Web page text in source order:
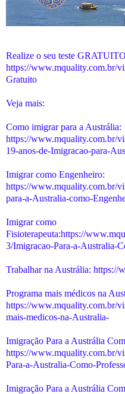
Realize o seu teste
https://www.mquality.com.br/
Gratuito
Veja mais:
Como imigrar para a Austrália:
https://www.mquality.com.br/
19-anos-de-Imigracao-para-
Imigrar como Engenheiro:
https://www.mquality.com.br/
para-a-Australia-como-
Imigrar como
Fisioterapeuta:https://
3/Imigracao-Para-a-Australia-
Trabalhar na Austrália: https://
Programa mais médicos na
https://www.mquality.com.br/
mais-medicos-na-Australia-
Imigração Para a Austrália
https://www.mquality.com.br/
Para-a-Australia-Como-
Imigração Para a Austrália